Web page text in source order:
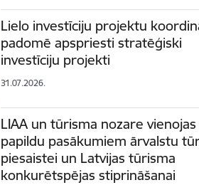
Lielo investīciju projektu
padomē apspriesti stratēģiski
investīciju projekti
31.07.2026.
LIAA un tūrisma nozare
papildu pasākumiem ārvalstu
piesaistei un Latvijas tūrisma
konkurētspējas stiprināšanai